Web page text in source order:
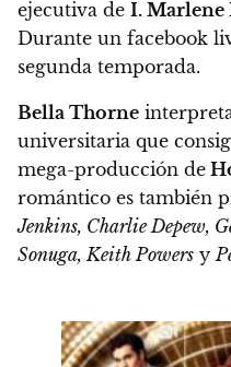
ejecutiva de I. Marlene
Durante un facebook
segunda temporada.
Bella Thorne
universitaria que
mega-producción de
romántico es también
Jenkins, Charlie Depew,
Sonuga, Keith Powers y